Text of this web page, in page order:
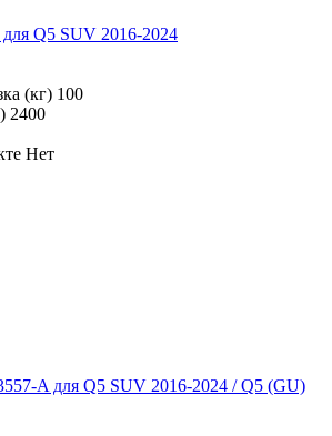
Q5 SUV 2016-2024
(кг) 100
2400
Нет
A для Q5 SUV 2016-2024 / Q5 (GU)